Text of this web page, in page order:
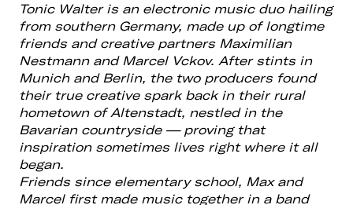
Tonic Walter is an electronic music duo hailing
from southern Germany, made up oflongtime
friends and creative partners Maximilian
Nestmann and Marcel Vckov. After stints in
Munich and Berlin, the two producers found
their true creative spark back in their rural
hometown of Altenstadt, nestled in the
Bavarian countryside — proving that
inspiration sometimes lives right where it all
began.
Friends since elementary school, Max and
Marcel first made music together in a band